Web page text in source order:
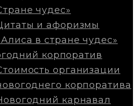
чудес»
и афоризмы
в стране чудес»
корпоратив
организации
корпоратива
карнавал